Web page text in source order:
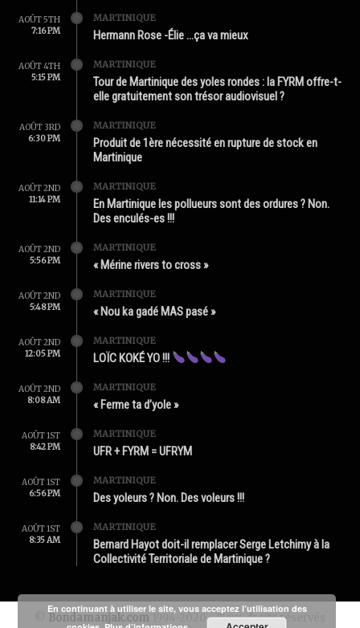
AOÛT 5TH
7:16 PM
MARTINIQUE
Hermann Rose -Élie …ça va mieux
AOÛT 4TH
5:15 PM
MARTINIQUE
Tour de Martinique des yoles rondes : la FYRM offre-t-
elle gratuitement son trésor audiovisuel ?
AOÛT 3RD
6:30 PM
MARTINIQUE
Produit de 1ère nécessité en rupture de stock en
Martinique
AOÛT 2ND
11:14 PM
MARTINIQUE
En Martinique les pollueurs sont des ordures ? Non.
Des enculés-es !!!
AOÛT 2ND
5:56 PM
MARTINIQUE
« Mérine rivers to cross »
AOÛT 2ND
5:48 PM
MARTINIQUE
« Nou ka gadé MAS pasé »
AOÛT 2ND
12:05 PM
MARTINIQUE
LOÏC KOKÉ YO !!!
AOÛT 2ND
8:08 AM
MARTINIQUE
« Ferme ta d’yole »
AOÛT 1ST
8:42 PM
MARTINIQUE
UFR + FYRM = UFRYM
AOÛT 1ST
6:56 PM
MARTINIQUE
Des yoleurs ? Non. Des voleurs !!!
AOÛT 1ST
8:35 AM
MARTINIQUE
Bernard Hayot doit-il remplacer Serge Letchimy à la
Collectivité Territoriale de Martinique ?
Bondamanjak.com 1994-2020 - Tous droits réservés
En continuant à utiliser le site, vous acceptez l’utilisation des